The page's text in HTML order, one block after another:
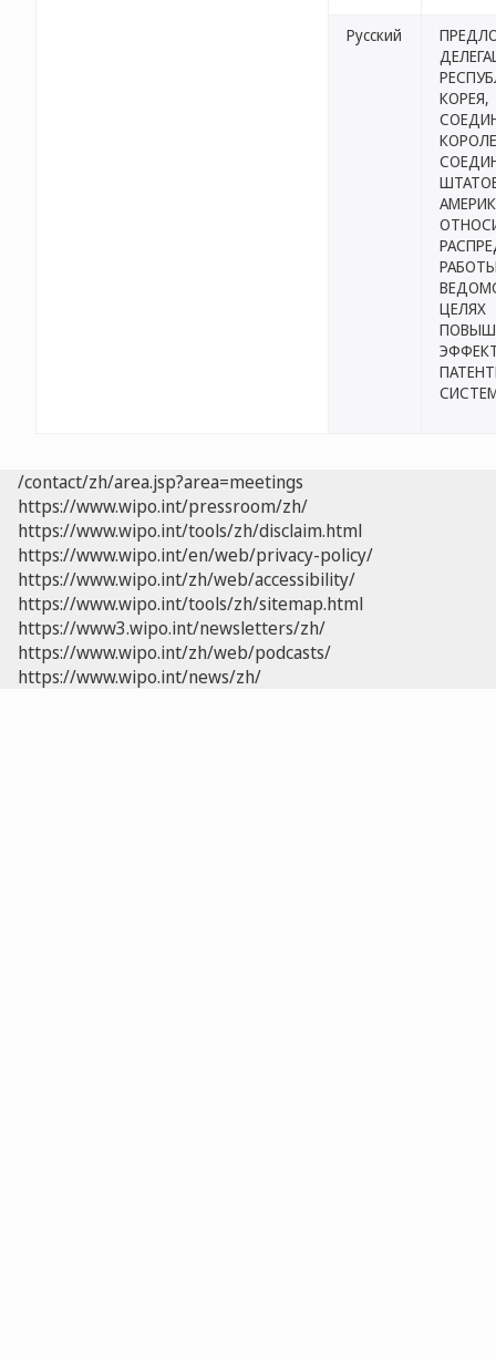
Русский
КОРЕЯ,
ЦЕЛЯХ
/contact/zh/area.jsp?area=meetings
https://www.wipo.int/pressroom/zh/
https://www.wipo.int/tools/zh/disclaim.html
https://www.wipo.int/en/web/privacy-policy/
https://www.wipo.int/zh/web/accessibility/
https://www.wipo.int/tools/zh/sitemap.html
https://www3.wipo.int/newsletters/zh/
https://www.wipo.int/zh/web/podcasts/
https://www.wipo.int/news/zh/